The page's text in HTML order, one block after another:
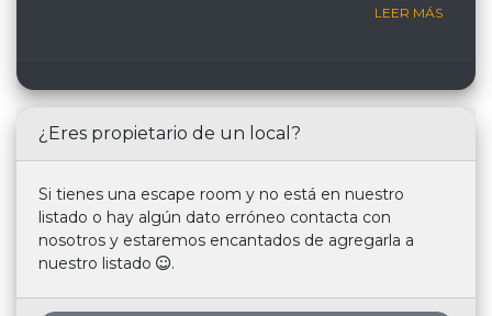
LEER MÁS
¿Eres propietario de un local?
Si tienes una escape room y no está en nuestro
listado o hay algún dato erróneo contacta con
nosotros y estaremos encantados de agregarla a
nuestro listado
.